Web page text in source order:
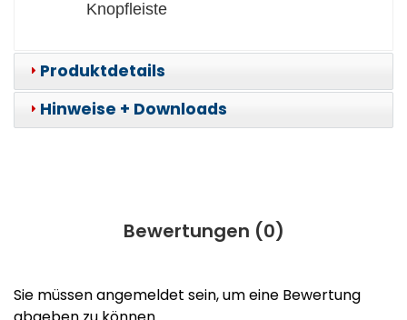
Knopfleiste
Produktdetails
Hinweise + Downloads
Bewertungen (0)
Sie müssen angemeldet sein, um eine Bewertung